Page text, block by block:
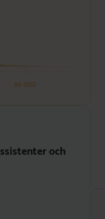
60 000
och